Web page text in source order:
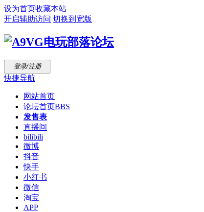
设为首页收藏本站
开启辅助访问 切换到宽版
登录/注册
快捷导航
网站首页
论坛首页BBS
发售表
直播间
bilibili
微博
抖音
快手
小红书
微信
淘宝
APP